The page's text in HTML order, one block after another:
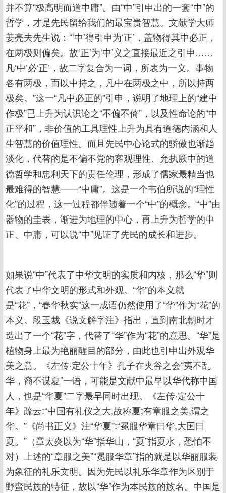
并不算“极高明而道中庸”。由“中”引申出的一套“中”的
哲学，才是先民留给我们的最宝贵智慧。文献学大师
姜亮夫先生说：“‘中’得引申为‘正’，盖物得其中必正，
在两极则偏矣。故‘正’为‘中’义之直接最近之引申……
凡‘中’必‘正’，故二字复合为一词，所表为一义。事物
各有两极，而以中持之，凡中在两极之中，所以持两
极矣。”这一“凡中必正的”引申，说明了地理上的“建中
作极”已上升为认识论之“不偏不倚”，以及性命论的“中
正平和”，非价值的工具理性上升为具有道德内涵和人
生智慧的价值理性。而且先民中心论式的骄傲也渐趋
淡化，代替的是不偏不党的客观理性、允执厥中的道
德哲学和忠利天下的责任伦理，形成了儒家最精当也
最难得的智慧——“中庸”。这是一个韦伯所说的“理性
化”的过程，这一过程都伴随着一个“中”的概念。“中”由
器物的圭表，渐进为地理的中心，再上升为哲学的中
正、中庸，可以说“中”见证了先民的成长和进步。
如果说“中”代表了中华文明的实质和内核，那么“华”则
代表了中华文明的形式和外观。“华”的本义就
是“花”，“春华秋实”这一成语仍然使用了“华”作为“花”的
本义。段玉裁《说文解字注》指出，直到南北朝时才
造出了一个“花”字，代替了“华”作为“花”的意思。“华”是
植物身上最为艳丽醒目的部分，由此也引申出外观华
美之意。《左传·定公十年》孔子在夹谷之会“夷不乱
华，裔不谋夏”一语，可能是文献中最早以华代称中国
人，也是“华夏”二字最早同时出现。《左传·定公十
年》疏云:“中国有礼仪之大,故称夏;有章服之美,谓之
华。”《尚书正义》注“华夏”:“冕服华章曰华,大国曰
夏。”（章太炎以为“华”指华山，“夏”指夏水，恐怕不
对）上述的“章服之美”“冕服华章”指的就是以华丽服装
为象征的礼乐文明。因为先民以礼乐华章作为区别于
野蛮民族的特征，故以“华”作为本民族的族名。中国是